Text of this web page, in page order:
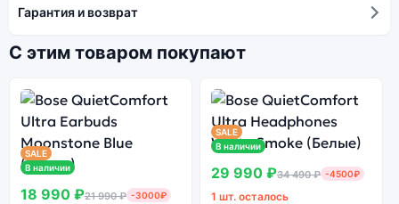
Гарантия и возврат
С этим товаром покупают
SALE
В наличии
18 990 ₽21 990 ₽ -3000₽
SALE
В наличии
29 990 ₽34 490 ₽ -4500₽
1 шт. осталось